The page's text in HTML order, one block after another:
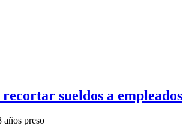
sueldos a empleados
años preso